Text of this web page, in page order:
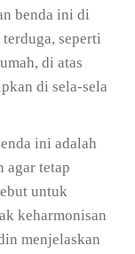
benda ini di
seperti
di atas
di sela-sela
ini adalah
agar tetap
untuk
keharmonisan
menjelaskan